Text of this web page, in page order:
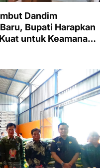
Dandim
Bupati Harapkan
untuk Keamanan